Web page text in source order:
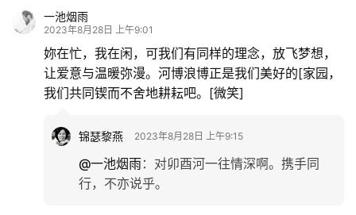
一池烟雨
2023年8月28日 上午9:01
妳在忙，我在闲，可我们有同样的理念，放飞梦想，
让爱意与温暖弥漫。河博浪博正是我们美好的[家园，
我们共同锲而不舍地耕耘吧。[微笑]
锦瑟黎燕 2023年8月28日 上午9:15
@一池烟雨： 对卯酉河一往情深啊。携手同
行，不亦说乎。